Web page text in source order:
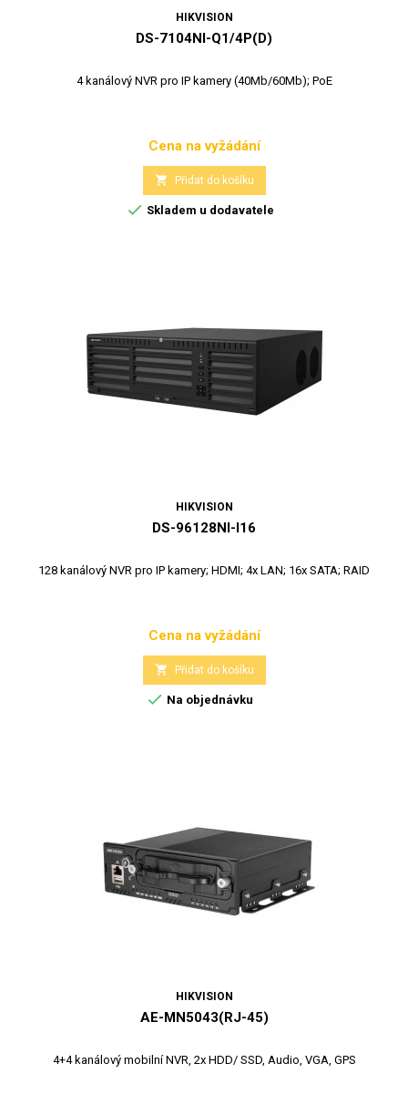
HIKVISION
DS-7104NI-Q1/4P(D)
4 kanálový NVR pro IP kamery (40Mb/60Mb); PoE
Cena
Cena na vyžádání
 Přidat do košíku
 Skladem u dodavatele
HIKVISION
DS-96128NI-I16
128 kanálový NVR pro IP kamery; HDMI; 4x LAN; 16x SATA; RAID
Cena
Cena na vyžádání
 Přidat do košíku
 Na objednávku
HIKVISION
AE-MN5043(RJ-45)
4+4 kanálový mobilní NVR, 2x HDD/ SSD, Audio, VGA, GPS